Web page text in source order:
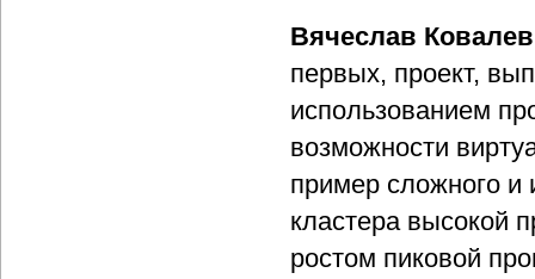
Вячеслав
первых, проект,
использованием
возможности
пример сложного и
кластера высокой
ростом пиковой